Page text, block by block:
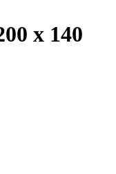
x 140